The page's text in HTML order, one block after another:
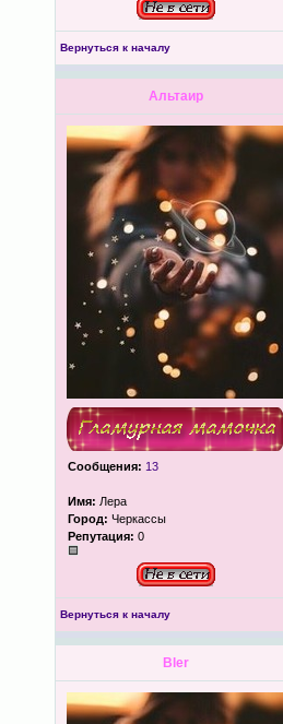
Вернуться к началу
Альтаир
Сообщения: 13
Имя: Лера
Город: Черкассы
Репутация: 0
Вернуться к началу
Bler